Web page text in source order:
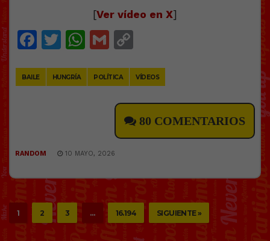
[Ver vídeo en X]
Facebook
Twitter
WhatsApp
Gmail
BAILE HUNGRÍA POLÍTICA VÍDEOS
80 COMENTARIOS
RANDOM 10 MAYO, 2026
1 2 3 … 16.194 SIGUIENTE »